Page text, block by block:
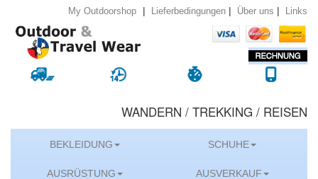
My Outdoorshop | Lieferbedingungen | Über uns | Links
WANDERN / TREKKING / REISEN
BEKLEIDUNG SCHUHE
AUSRÜSTUNG AUSVERKAUF